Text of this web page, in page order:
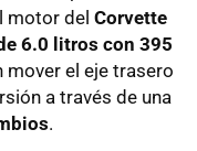
motor del Corvette
6.0 litros con 395
mover el eje trasero
a través de una
.